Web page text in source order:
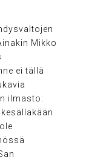
Mikko
ei tällä
ilmasto: